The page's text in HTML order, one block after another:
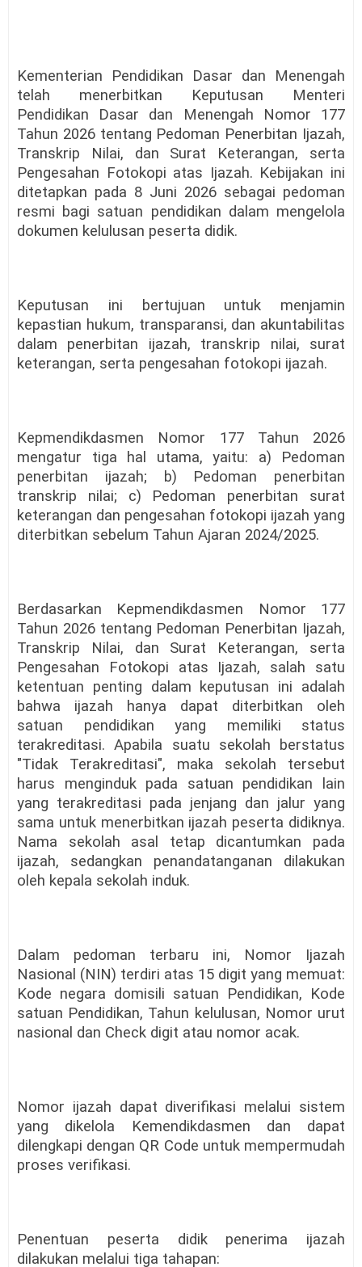
Kementerian Pendidikan Dasar dan Menengah
telah menerbitkan Keputusan Menteri
Pendidikan Dasar dan Menengah Nomor 177
Tahun 2026 tentang Pedoman Penerbitan Ijazah,
Transkrip Nilai, dan Surat Keterangan, serta
Pengesahan Fotokopi atas Ijazah. Kebijakan ini
ditetapkan pada 8 Juni 2026 sebagai pedoman
resmi bagi satuan pendidikan dalam mengelola
dokumen kelulusan peserta didik.
Keputusan ini bertujuan untuk menjamin
kepastian hukum, transparansi, dan akuntabilitas
dalam penerbitan ijazah, transkrip nilai, surat
keterangan, serta pengesahan fotokopi ijazah.
Kepmendikdasmen Nomor 177 Tahun 2026
mengatur tiga hal utama, yaitu: a) Pedoman
penerbitan ijazah; b) Pedoman penerbitan
transkrip nilai; c) Pedoman penerbitan surat
keterangan dan pengesahan fotokopi ijazah yang
diterbitkan sebelum Tahun Ajaran 2024/2025.
Berdasarkan Kepmendikdasmen Nomor 177
Tahun 2026 tentang Pedoman Penerbitan Ijazah,
Transkrip Nilai, dan Surat Keterangan, serta
Pengesahan Fotokopi atas Ijazah, salah satu
ketentuan penting dalam keputusan ini adalah
bahwa ijazah hanya dapat diterbitkan oleh
satuan pendidikan yang memiliki status
terakreditasi. Apabila suatu sekolah berstatus
"Tidak Terakreditasi", maka sekolah tersebut
harus menginduk pada satuan pendidikan lain
yang terakreditasi pada jenjang dan jalur yang
sama untuk menerbitkan ijazah peserta didiknya.
Nama sekolah asal tetap dicantumkan pada
ijazah, sedangkan penandatanganan dilakukan
oleh kepala sekolah induk.
Dalam pedoman terbaru ini, Nomor Ijazah
Nasional (NIN) terdiri atas 15 digit yang memuat:
Kode negara domisili satuan Pendidikan, Kode
satuan Pendidikan, Tahun kelulusan, Nomor urut
nasional dan Check digit atau nomor acak.
Nomor ijazah dapat diverifikasi melalui sistem
yang dikelola Kemendikdasmen dan dapat
dilengkapi dengan QR Code untuk mempermudah
proses verifikasi.
Penentuan peserta didik penerima ijazah
dilakukan melalui tiga tahapan: